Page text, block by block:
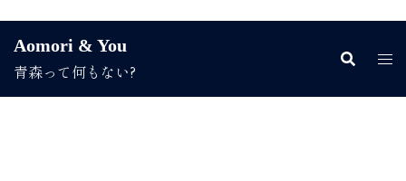
Aomori & You
青森って何もない?